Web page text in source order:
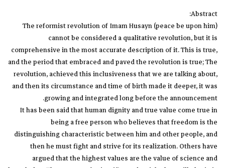
Abstract:
The reformist revolution of Imam Husayn (peace be upon him)
cannot be considered a qualitative revolution, but it is
comprehensive in the most accurate description of it. This is true,
and the period that embraced and paved the revolution is true; The
revolution, achieved this inclusiveness that we are talking about,
and then its circumstance and time of birth made it deeper, it was
growing and integrated long before the announcement.
It has been said that human dignity and true value come true in
being a free person who believes that freedom is the
distinguishing characteristic between him and other people, and
then he must fight and strive for its realization. Others have
argued that the highest values are the value of science and